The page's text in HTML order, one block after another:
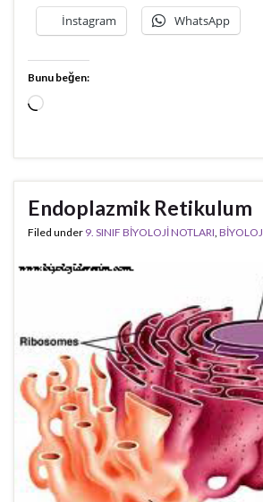
İnstagram WhatsApp
Bunu beğen:
Yükleniyor...
Endoplazmik Retikulum
Filed under 9. SINIF BİYOLOJİ NOTLARI,